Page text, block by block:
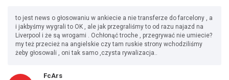
to jest news o głosowaniu w ankiecie a nie transferze do farcelony , a
i jakbyśmy wygrali to OK , ale jak przegraliśmy to od razu najazd na
Liverpool i że są wrogami . Ochłonąć troche , przegrywać nie umiecie?
my też przecież na angielskie czy tam ruskie strony wchodziliśmy
żeby głosowali , oni tak samo ,czysta rywalizacja..
FcArs